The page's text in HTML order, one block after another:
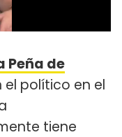
Peña de
el político en el
tiene